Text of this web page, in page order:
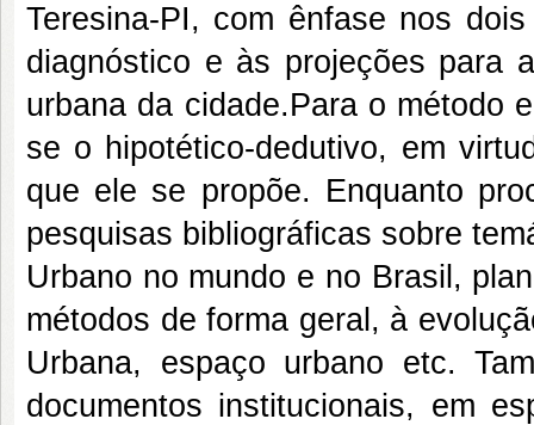
Teresina-PI, com ênfase nos
diagnóstico e às projeções para
urbana da cidade.Para o método
se o hipotético-dedutivo, em
que ele se propõe. Enquanto
pesquisas bibliográficas sobre
Urbano no mundo e no Brasil,
métodos de forma geral, à
Urbana, espaço urbano etc.
documentos institucionais, em